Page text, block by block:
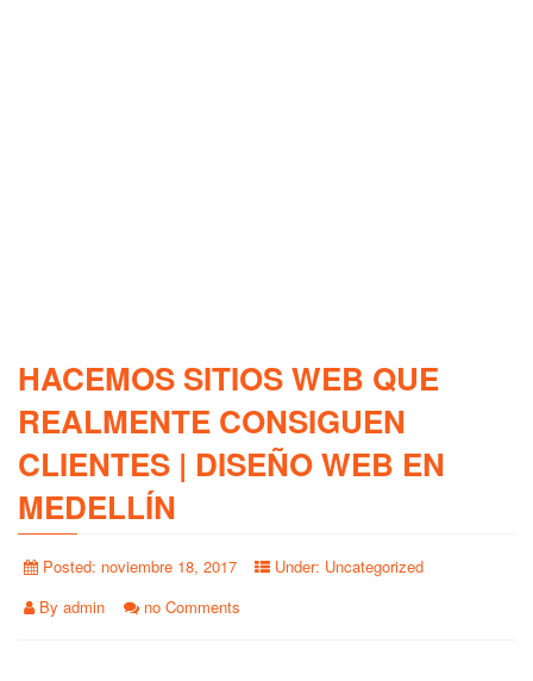
HACEMOS SITIOS WEB QUE
REALMENTE CONSIGUEN
CLIENTES | DISEÑO WEB EN
MEDELLÍN
Posted: noviembre 18, 2017 Under: Uncategorized
By admin no Comments